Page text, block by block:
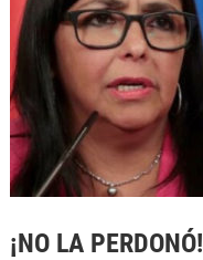
¡NO LA